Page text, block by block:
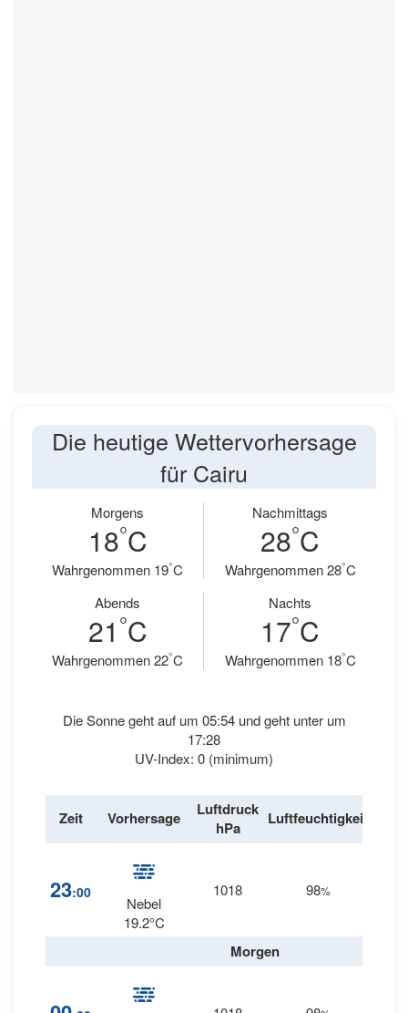
Die heutige Wettervorhersage
für Cairu
Morgens
18°C
Wahrgenommen 19°C
Nachmittags
28°C
Wahrgenommen 28°C
Abends
21 °C
Wahrgenommen 22°C
Nachts
17°C
Wahrgenommen 18°C
Die Sonne geht auf um 05:54 und geht unter um
17:28
UV-Index: 0 (minimum)
Zeit Vorhersage
Luftdruck
hPa
Luftfeuchtigkeit
23:00
Nebel
19.2°C
1018 98%
Morgen